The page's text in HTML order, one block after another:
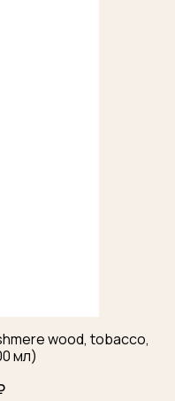
wood, tobacco,
мл)